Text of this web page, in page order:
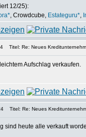
12/25):
, Crowdcube, Estateguru*,
Titel: Re: Neues
Aufschlag verkaufen.
Titel: Re: Neues
sind heute alle verkauft